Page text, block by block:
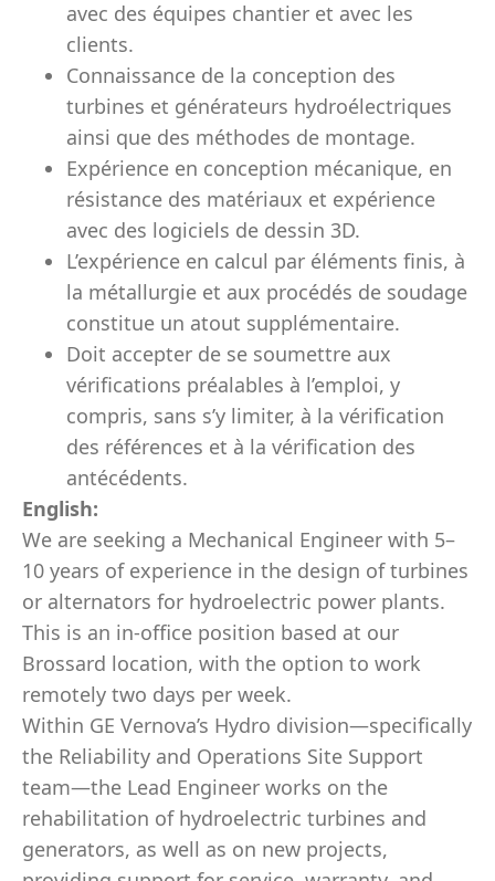
avec des équipes chantier et avec les
clients.
Connaissance de la conception des
turbines et générateurs hydroélectriques
ainsi que des méthodes de montage.
Expérience en conception mécanique, en
résistance des matériaux et expérience
avec des logiciels de dessin 3D.
L’expérience en calcul par éléments finis, à
la métallurgie et aux procédés de soudage
constitue un atout supplémentaire.
Doit accepter de se soumettre aux
vérifications préalables à l’emploi, y
compris, sans s’y limiter, à la vérification
des références et à la vérification des
antécédents.
English:
We are seeking a Mechanical Engineer with 5–
10 years of experience in the design of turbines
or alternators for hydroelectric power plants.
This is an in-office position based at our
Brossard location, with the option to work
remotely two days per week.
Within GE Vernova’s Hydro division—specifically
the Reliability and Operations Site Support
team—the Lead Engineer works on the
rehabilitation of hydroelectric turbines and
generators, as well as on new projects,